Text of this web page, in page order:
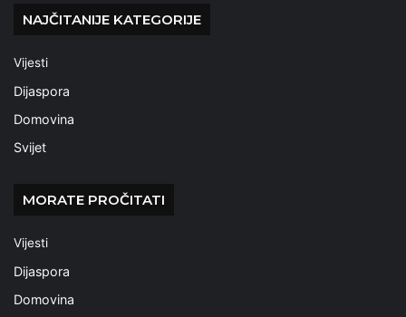
NAJČITANIJE KATEGORIJE
Vijesti
Dijaspora
Domovina
Svijet
MORATE PROČITATI
Vijesti
Dijaspora
Domovina